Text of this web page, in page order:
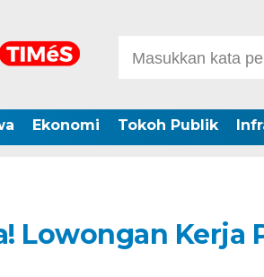
Ekonomi Tokoh Publik
Lowongan Kerja